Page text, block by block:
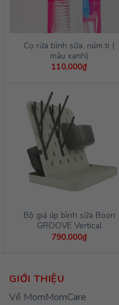
Cọ rửa bình sữa, núm ti (
màu xanh)
110,000₫
Bộ giá úp bình sữa Boon
GROOVE Vertical
790,000₫
GIỚI THIỆU
Về MomMomCare